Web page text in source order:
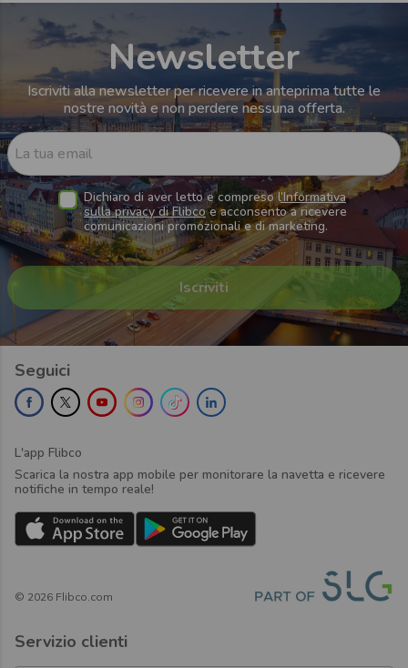
Newsletter
Iscriviti alla newsletter per ricevere in anteprima tutte le
nostre novità e non perdere nessuna offerta.
La tua email
Dichiaro di aver letto e compreso l’Informativa
sulla privacy di Flibcoe acconsento a ricevere
comunicazioni promozionali e di marketing.
Seguici
L'app Flibco
Scarica la nostra app mobile per monitorare la navetta e ricevere
notifiche in tempo reale!
© 2026 Flibco.com
Servizio clienti